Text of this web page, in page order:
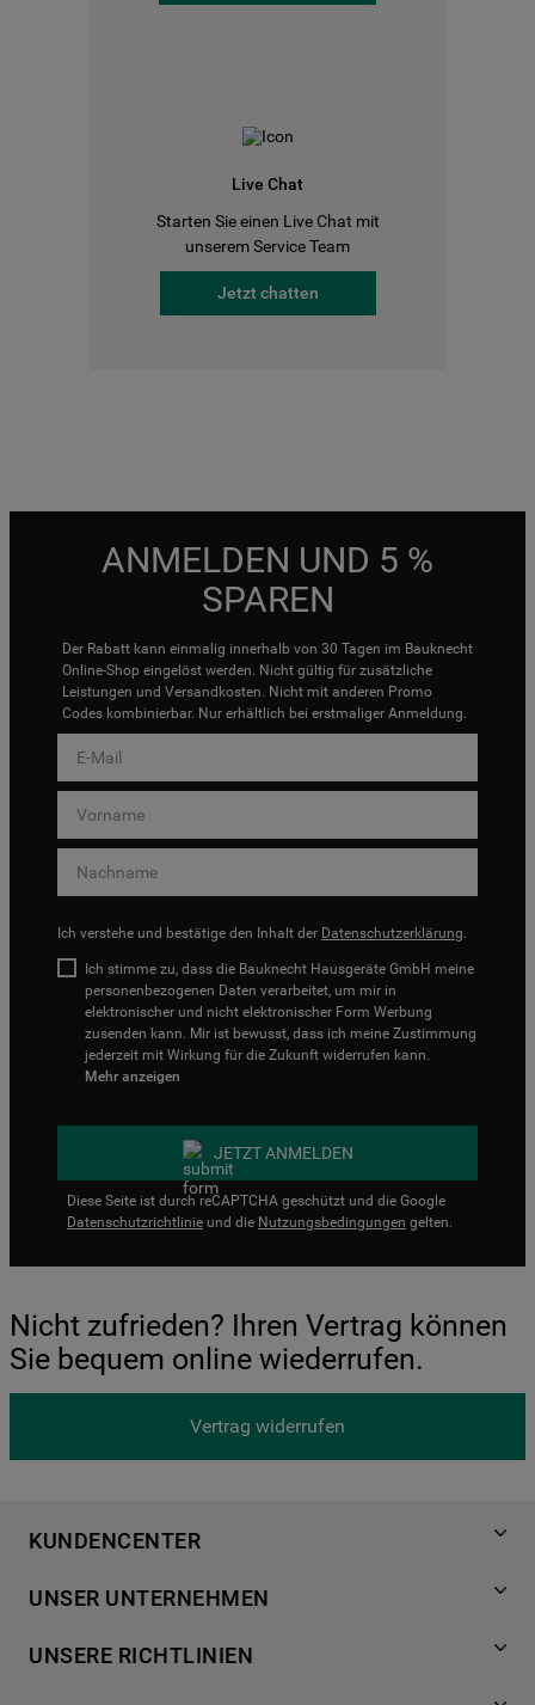
Live Chat
Starten Sie einen Live Chat mit
unserem Service Team
Jetzt chatten
ANMELDEN UND 5 %
SPAREN
Der Rabatt kann einmalig innerhalb von 30 Tagen im Bauknecht
Online-Shop eingelöst werden. Nicht gültig für zusätzliche
Leistungen und Versandkosten. Nicht mit anderen Promo
Codes kombinierbar. Nur erhältlich bei erstmaliger Anmeldung.
Ich verstehe und bestätige den Inhalt der Datenschutzerklärung.
Ich stimme zu, dass die Bauknecht Hausgeräte GmbH meine
personenbezogenen Daten verarbeitet, um mir in
elektronischer und nicht elektronischer Form Werbung
zusenden kann. Mir ist bewusst, dass ich meine Zustimmung
jederzeit mit Wirkung für die Zukunft widerrufen kann.
Mehr anzeigen
JETZT ANMELDEN
Diese Seite ist durch reCAPTCHA geschützt und die Google
Datenschutzrichtlinie und die Nutzungsbedingungen gelten.
Nicht zufrieden? Ihren Vertrag können
Sie bequem online wiederrufen.
Vertrag widerrufen
KUNDENCENTER
Händlersuche
Häufige Fragen
UNSER UNTERNEHMEN
Für Händler
UNSERE RICHTLINIEN